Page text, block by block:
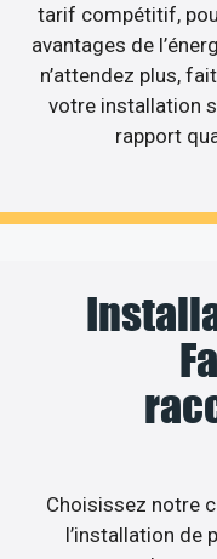
tarif compétitif,
avantages de
n’attendez plus,
votre installation
rapport
Choisissez notre
l’installation de